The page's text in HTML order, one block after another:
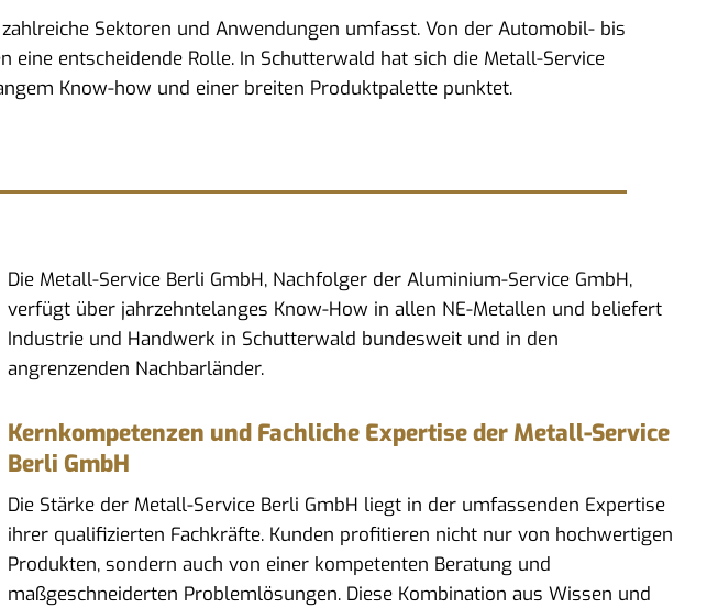
Sektoren und Anwendungen umfasst. Von der Automobil- bis
entscheidende Rolle. In Schutterwald hat sich die Metall-Service
Know-how und einer breiten Produktpalette punktet.
Die Metall-Service Berli GmbH, Nachfolger der Aluminium-Service GmbH,
verfügt über jahrzehntelanges Know-How in allen NE-Metallen und beliefert
Industrie und Handwerk in Schutterwald bundesweit und in den
angrenzenden Nachbarländer.
Kernkompetenzen und Fachliche Expertise der Metall-Service
Berli GmbH
Die Stärke der Metall-Service Berli GmbH liegt in der umfassenden Expertise
ihrer qualifizierten Fachkräfte. Kunden profitieren nicht nur von hochwertigen
Produkten, sondern auch von einer kompetenten Beratung und
maßgeschneiderten Problemlösungen. Diese Kombination aus Wissen und